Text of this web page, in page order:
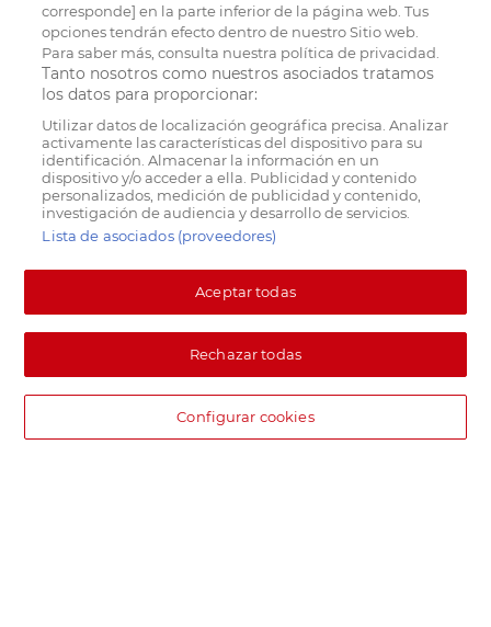
corresponde] en la parte inferior de la página web. Tus
opciones tendrán efecto dentro de nuestro Sitio web.
Para saber más, consulta nuestra política de privacidad.
Tanto nosotros como nuestros asociados tratamos
los datos para proporcionar:
Utilizar datos de localización geográfica precisa. Analizar
activamente las características del dispositivo para su
identificación. Almacenar la información en un
dispositivo y/o acceder a ella. Publicidad y contenido
personalizados, medición de publicidad y contenido,
investigación de audiencia y desarrollo de servicios.
Lista de asociados (proveedores)
Aceptar todas
Rechazar todas
Configurar cookies